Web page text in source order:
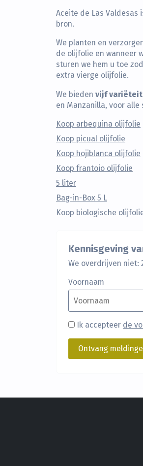
Aceite de Las Valdesas
bron.
We planten en
de olijfolie en wanneer
sturen we hem u toe
extra vierge olijfolie.
We bieden vijf
en Manzanilla, voor
Koop arbequina olijfolie
Koop picual olijfolie
Koop hojiblanca olijfolie
Koop frantoio olijfolie
5 liter
Bag-in-Box 5 L
Koop biologische
Kennisgeving
We overdrijven niet:
Voornaam
Ik accepteer de